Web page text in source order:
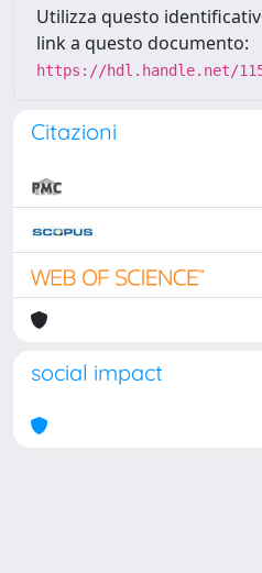
Utilizza questo
link a questo documento:
https://hdl.handle.net/
Citazioni
social impact